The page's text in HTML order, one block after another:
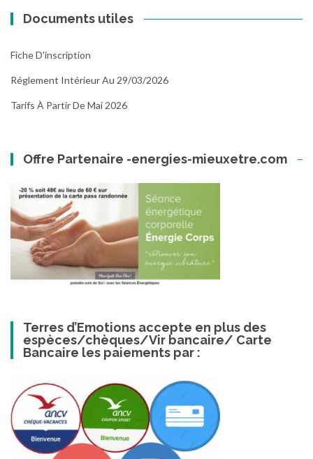
Documents utiles
Fiche D'inscription
Réglement Intérieur Au 29/03/2026
Tarifs À Partir De Mai 2026
Offre Partenaire -energies-mieuxetre.com
Terres d’Emotions accepte en plus des
espèces/chèques/Vir bancaire/ Carte
Bancaire les paiements par :